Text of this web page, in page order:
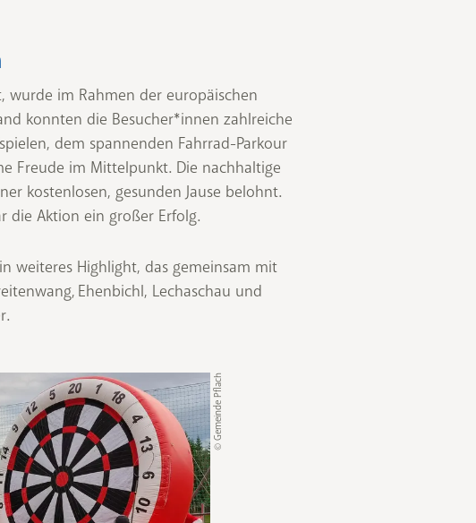
wurde im Rahmen der europäischen
konnten die Besucher*innen zahlreiche
dem spannenden Fahrrad-Parkour
Freude im Mittelpunkt. Die nachhaltige
kostenlosen, gesunden Jause belohnt.
die Aktion ein großer Erfolg.
weiteres Highlight, das gemeinsam mit
Ehenbichl, Lechaschau und
© Gemeinde Pflach